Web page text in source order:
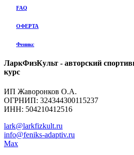
FAQ
ОФЕРТА
Феникс
ЛаркФизКульт - авторский
курс
ИП Жаворонков О.А.
ОГРНИП: 324344300115237
ИНН: 504210412516
lark@larkfizkult.ru
info@feniks-adaptiv.ru
Max